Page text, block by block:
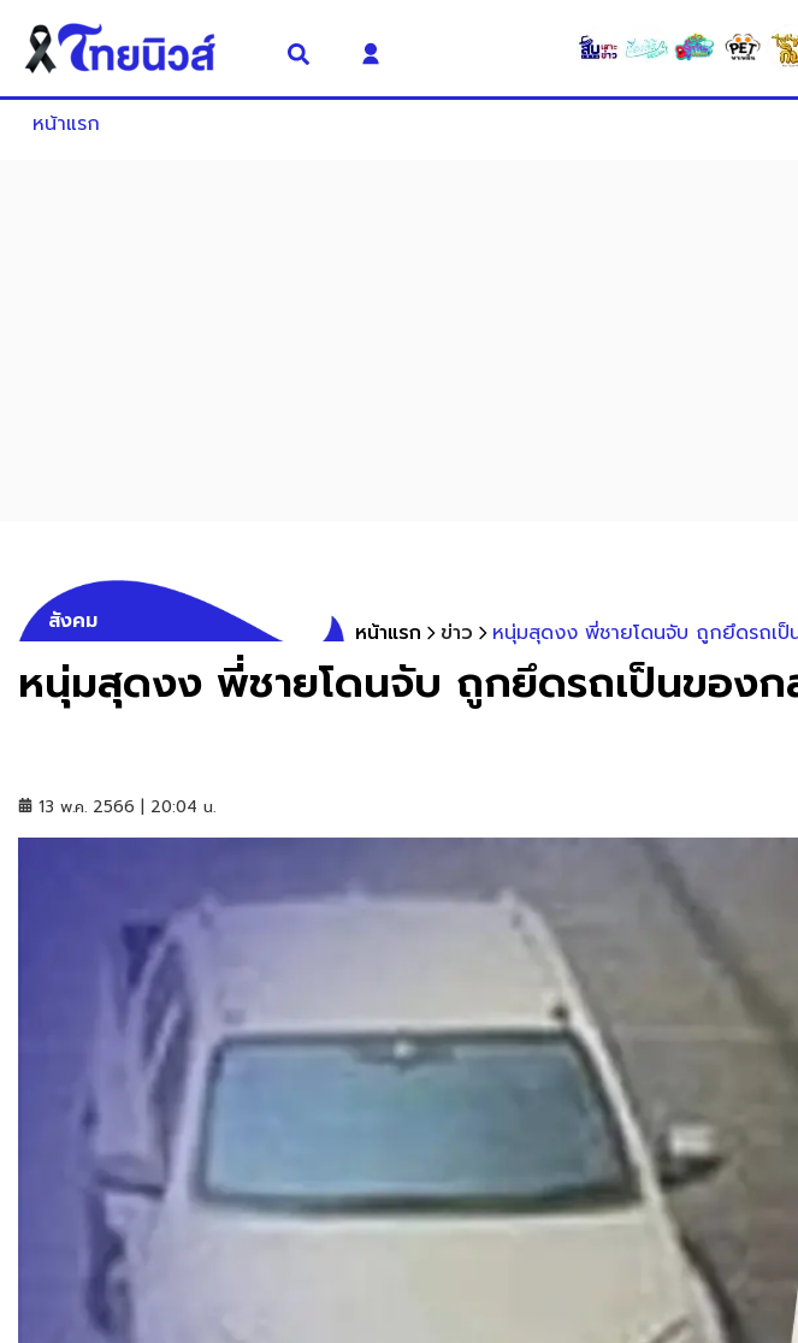
หน้าแรก
สังคม หน้าแรก ข่าว หนุ่มสุดงง พี่ชายโดนจับ ถูกยึดรถเป็
หนุ่มสุดงง พี่ชายโดนจับ ถูกยึดรถเป็นของก
13 พ.ค. 2566 | 20:04 น.